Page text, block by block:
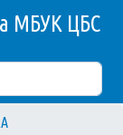
МБУК ЦБС